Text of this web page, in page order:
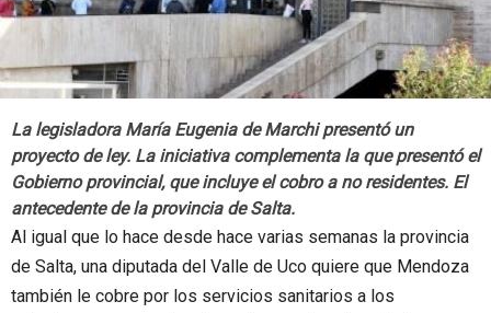
La legisladora María Eugenia de Marchi presentó un
proyecto de ley. La iniciativa complementa la que presentó el
Gobierno provincial, que incluye el cobro a no residentes. El
antecedente de la provincia de Salta.
Al igual que lo hace desde hace varias semanas la provincia
de Salta, una diputada del Valle de Uco quiere que Mendoza
también le cobre por los servicios sanitarios a los